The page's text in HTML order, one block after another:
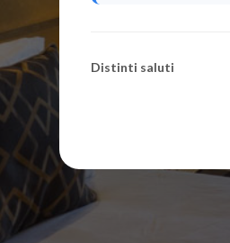
Distinti saluti